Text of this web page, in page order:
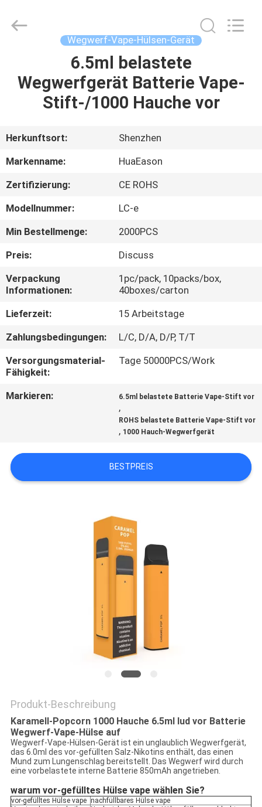
PRODUKTE
VIDEOS
UNS
FABRIK-
AUSFLUG
QUALITÄTSKONTROLLE
SIE
EIN
Copyright
Rights
Reserved.
Wegwerf-Vape-Hülsen-Gerät
6.5ml belastete
Wegwerfgerät Batterie Vape-
Stift-/1000 Hauche vor
Herkunftsort:
Shenzhen
Markenname:
HuaEason
Zertifizierung:
CE ROHS
Modellnummer:
LC-e
Min Bestellmenge:
2000PCS
Preis:
Discuss
Verpackung
Informationen:
1pc/pack, 10packs/box,
40boxes/carton
Lieferzeit:
15 Arbeitstage
Zahlungsbedingungen:
L/C, D/A, D/P, T/T
Versorgungsmaterial-
Fähigkeit:
Tage 50000PCS/Work
Markieren: 6.5ml belastete Batterie Vape-Stift vor
,
ROHS belastete Batterie Vape-Stift vor
, 1000 Hauch-Wegwerfgerät
BESTPREIS
Produkt-Beschreibung
Karamell-Popcorn 1000 Hauche 6.5ml lud vor Batterie
Wegwerf-Vape-Hülse auf
Wegwerf-Vape-Hülsen-Gerät ist ein unglaublich Wegwerfgerät,
das 6.0ml des vor-gefüllten Salz-Nikotins enthält, das einen
Mund zum Lungenschlag bereitstellt. Das Wegwerf wird durch
eine vorbelastete interne Batterie 850mAh angetrieben.
warum vor-gefülltes Hülse vape wählen Sie?
vor-gefülltes Hülse vape nachfüllbares Hülse vape